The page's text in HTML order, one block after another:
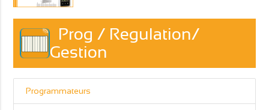
Prog / Regulation/
Gestion
Programmateurs